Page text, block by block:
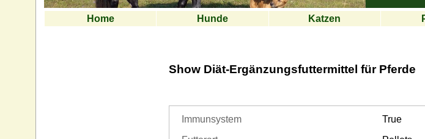
Home Hunde Katzen
Show Diät-Ergänzungsfuttermittel für Pferde
Immunsystem
True